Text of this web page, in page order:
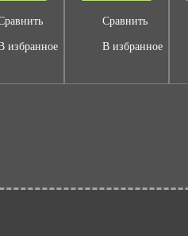
избранное
Сравнить
В избранное